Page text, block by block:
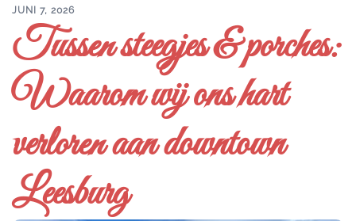
JUNI 7, 2026
Tussen steegjes & porches:
Waarom wij ons hart
verloren aan downtown
Leesburg